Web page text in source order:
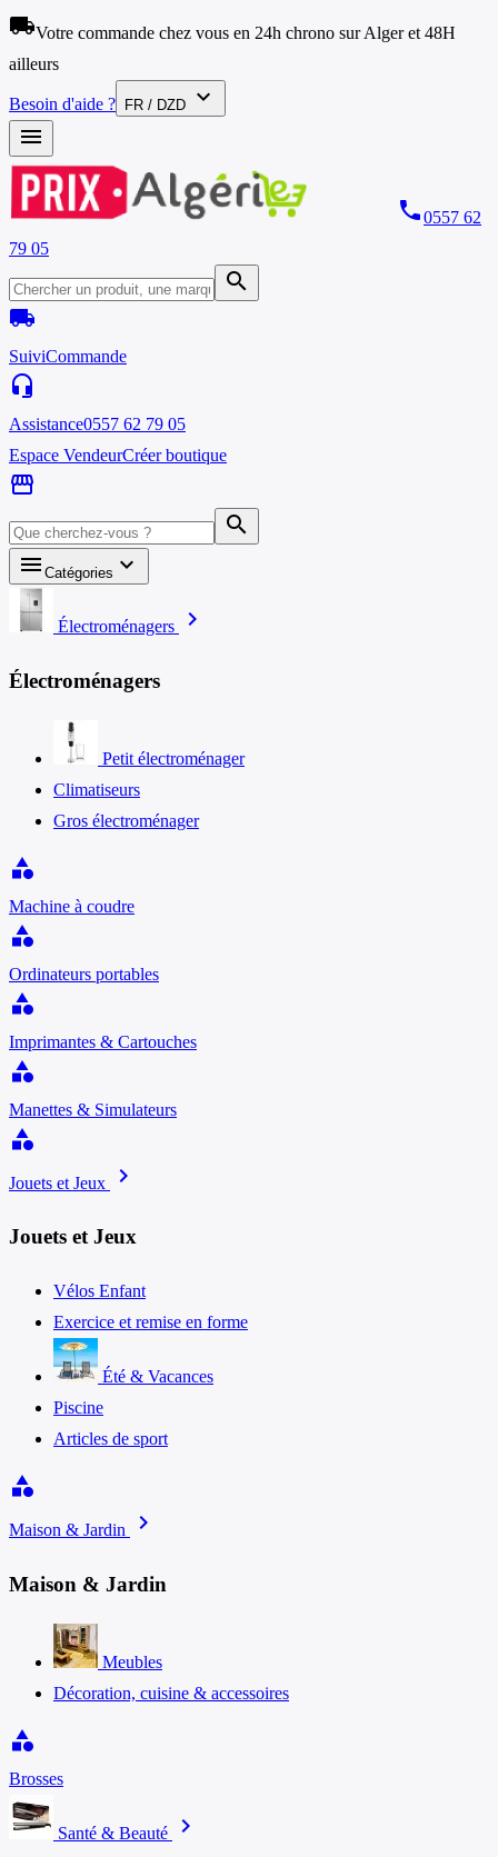
local_shippingVotre commande chez vous en 24h chrono sur Alger et 48H
ailleurs
Besoin d'aide ? FR / DZD
expand_more
menu
phone0557 62
79 05
search
local_shipping
SuiviCommande
headset_mic
Assistance0557 62 79 05
Espace VendeurCréer boutique
storefront
search
menu Catégories keyboard_arrow_down
Électroménagers chevron_right
Électroménagers
Petit électroménager
Climatiseurs
Gros électroménager
category
Machine à coudre
category
Ordinateurs portables
category
Imprimantes & Cartouches
category
Manettes & Simulateurs
category
Jouets et Jeux chevron_right
Jouets et Jeux
Vélos Enfant
Exercice et remise en forme
Été & Vacances
Piscine
Articles de sport
category
Maison & Jardin chevron_right
Maison & Jardin
Meubles
Décoration, cuisine & accessoires
category
Brosses
Santé & Beauté chevron_right